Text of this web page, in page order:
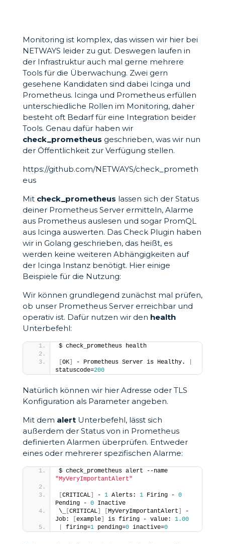
Monitoring ist komplex, das wissen wir hier bei
NETWAYS leider zu gut. Deswegen laufen in
der Infrastruktur auch mal gerne mehrere
Tools für die Überwachung. Zwei gern
gesehene Kandidaten sind dabei Icinga und
Prometheus. Icinga und Prometheus erfüllen
unterschiedliche Rollen im Monitoring, daher
besteht oft Bedarf für eine Integration beider
Tools. Genau dafür haben wir
check_prometheus geschrieben, was wir nun
der Öffentlichkeit zur Verfügung stellen.
https://github.com/NETWAYS/check_prometh
eus
Mit check_prometheus lassen sich der Status
deiner Prometheus Server ermitteln, Alarme
aus Prometheus auslesen und sogar PromQL
aus Icinga auswerten. Das Check Plugin haben
wir in Golang geschrieben, das heißt, es
werden keine weiteren Abhängigkeiten auf
der Icinga Instanz benötigt. Hier einige
Beispiele für die Nutzung:
Wir können grundlegend zunächst mal prüfen,
ob unser Prometheus Server erreichbar und
operativ ist. Dafür nutzen wir den health
Unterbefehl:
$ check_prometheus health
OK] - Prometheus Server is Healthy.
statuscode=200
Natürlich können wir hier Adresse oder TLS
Konfiguration als Parameter angeben.
Mit dem alertUnterbefehl, lässt sich
außerdem der Status von in Prometheus
definierten Alarmen überprüfen. Entweder
eines oder mehrerer spezifischen Alarme:
$ check_prometheus alert --name
"MyVeryImportantAlert"
CRITICAL] - 1 Alerts: 1 Firing - 0
Pending - 0 Inactive
\_
CRITICAL] MyVeryImportantAlert
-
Job:
example] is firing - value: 1.00
firing=1 pending=0 inactive=0